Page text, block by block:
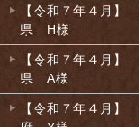
【令和７年４月】
県 H様
【令和７年４月】
県 A様
【令和７年４月】